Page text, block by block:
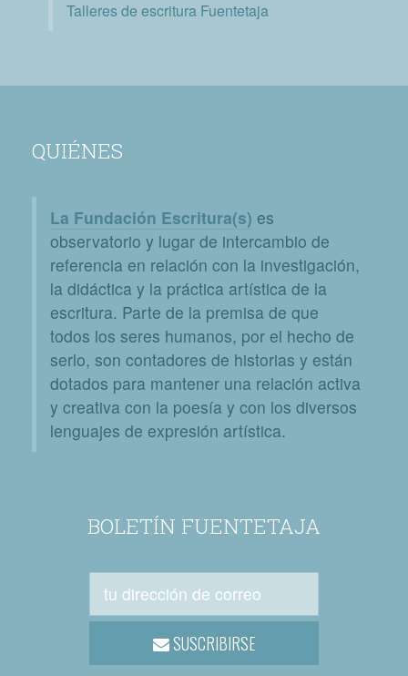
Talleres de escritura Fuentetaja
QUIÉNES
La Fundación Escritura(s) es
observatorio y lugar de intercambio de
referencia en relación con la investigación,
la didáctica y la práctica artística de la
escritura. Parte de la premisa de que
todos los seres humanos, por el hecho de
serlo, son contadores de historias y están
dotados para mantener una relación activa
y creativa con la poesía y con los diversos
lenguajes de expresión artística.
BOLETÍN FUENTETAJA
SUSCRIBIRSE